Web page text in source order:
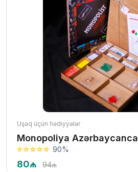
Uşaq üçün hədiyyələr
Monopoliya Azərbaycanca
90%
80₼ 94₼